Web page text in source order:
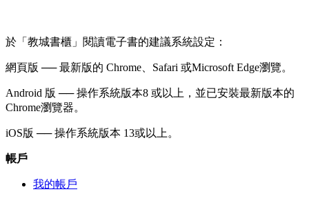
於「教城書櫃」閱讀電子書的建議系統設定：
網頁版 ── 最新版的 Chrome、Safari 或Microsoft Edge瀏覽。
Android 版 ── 操作系統版本8 或以上，並已安裝最新版本的
Chrome瀏覽器。
iOS版 ── 操作系統版本 13或以上。
帳戶
我的帳戶